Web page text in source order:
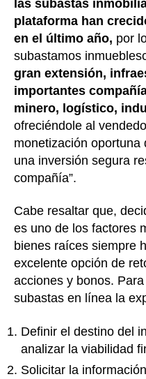
las subastas
plataforma han
en el último año, por
subastamos
gran extensión,
importantes
minero, logístico,
ofreciéndole al
monetización
una inversión segura
compañía”.
Cabe resaltar que,
es uno de los factores
bienes raíces siempre
excelente opción de
acciones y bonos.
subastas en línea la
Definir el destino del
analizar la viabilidad
Solicitar la